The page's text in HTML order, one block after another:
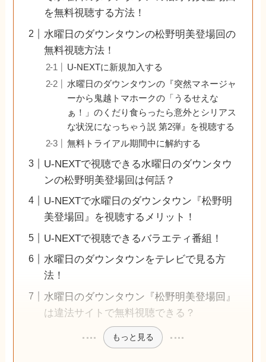
を無料視聴する方法！
水曜日のダウンタウンの松野明美登場回の
無料視聴方法！
U-NEXTに新規加入する
水曜日のダウンタウンの『突然マネージャ
ーから鬼越トマホークの「うるせえな
ぁ！」のくだり食らったら意外とシリアス
な状況になっちゃう説 第2弾』を視聴する
無料トライアル期間中に解約する
U-NEXTで視聴できる水曜日のダウンタウ
ンの松野明美登場回は何話？
U-NEXTで水曜日のダウンタウン『松野明
美登場回』を視聴するメリット！
U-NEXTで視聴できるバラエティ番組！
水曜日のダウンタウンをテレビで見る方
法！
水曜日のダウンタウン『松野明美登場回』
は違法サイトで無料視聴できる？
もっと見る